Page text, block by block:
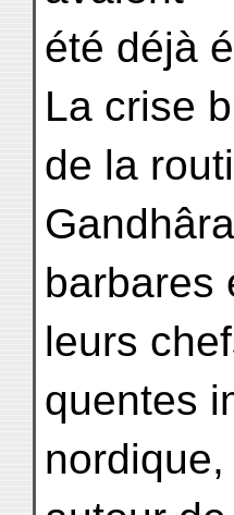
été déjà
La crise
de la
barbares
leurs
quentes